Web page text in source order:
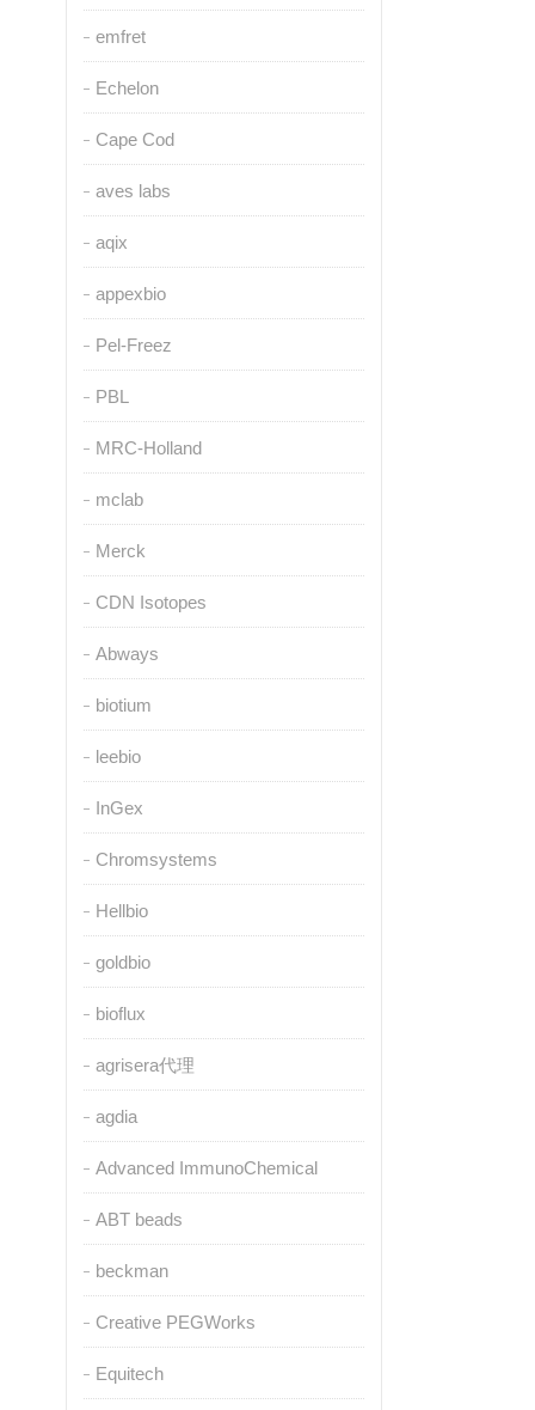
emfret
Echelon
Cape Cod
aves labs
aqix
appexbio
Pel-Freez
PBL
MRC-Holland
mclab
Merck
CDN Isotopes
Abways
biotium
leebio
InGex
Chromsystems
Hellbio
goldbio
bioflux
agrisera代理
agdia
Advanced ImmunoChemical
ABT beads
beckman
Creative PEGWorks
Equitech